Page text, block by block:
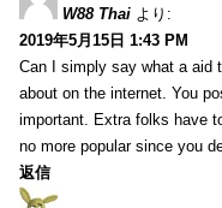
W88 Thai より:
2019年5月15日 1:43 PM
Can I simply say what a aid
about on the internet. You
important. Extra folks have
no more popular since you
返信